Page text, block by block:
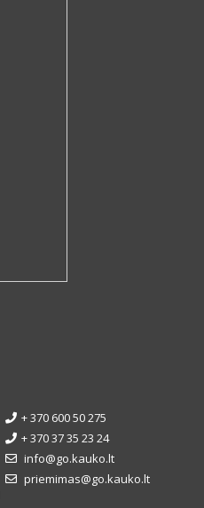
+ 370 600 50 275
+ 370 37 35 23 24
info@go.kauko.lt
priemimas@go.kauko.lt